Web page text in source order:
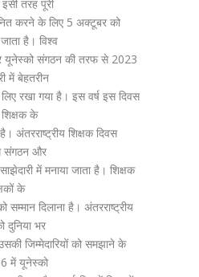
तरह पूरी
करने के लिए 5 अक्टूबर को
है। विश्व
यूनेस्को संगठन की तरफ से 2023
में बेहतरीन
रखा गया है। इस वर्ष इस दिवस
शिक्षक के
अंतरराष्ट्रीय शिक्षक दिवस
संगठन और
में मनाया जाता है। शिक्षक
के
दिलाना है। अंतरराष्ट्रीय
दुनिया भर
जिम्मेदारियों को समझाने के
में यूनेस्को